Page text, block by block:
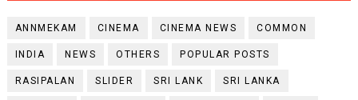
ANNMEKAM CINEMA CINEMA NEWS COMMON
INDIA NEWS OTHERS POPULAR POSTS
RASIPALAN SLIDER SRI LANK SRI LANKA